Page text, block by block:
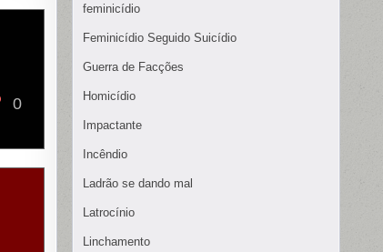
0
feminicídio
Feminicídio Seguido Suicídio
Guerra de Facções
Homicídio
Impactante
Incêndio
Ladrão se dando mal
Latrocínio
Linchamento